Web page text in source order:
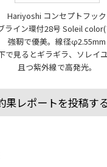
Hariyoshi コンセプトフック
ライン環付28号 Soleil
強靭で優美。線径φ2.55mm
で見るとギラギラ、ソレイユ
且つ紫外線で高発光。
果レポートを投稿す